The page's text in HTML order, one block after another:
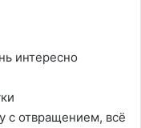
интересно
с отвращением, всё